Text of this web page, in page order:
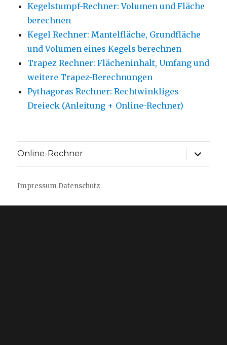
Kegelstumpf-Rechner: Volumen und Fläche
berechnen
Kegel Rechner: Mantelfläche, Grundfläche
und Volumen eines Kegels berechnen
Trapez Rechner: Flächeninhalt, Umfang und
weitere Trapez-Berechnungen
Pythagoras Rechner: Rechtwinkliges
Dreieck (Anleitung + Online-Rechner)
Online-Rechner
Impressum Datenschutz